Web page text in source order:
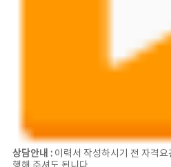
상담안내 : 이력서 작성하시기 전 자격